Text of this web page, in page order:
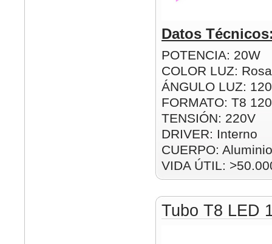
Datos
POTENCIA: 20W
COLOR LUZ: Rosa
ÁNGULO LUZ:
FORMATO: T8
TENSIÓN: 220V
DRIVER: Interno
CUERPO: Aluminio
VIDA ÚTIL:
Tubo T8 LED